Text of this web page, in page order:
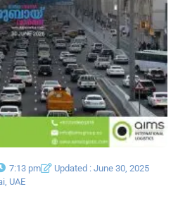
7:13 pm
Updated : June 30, 2025
UAE